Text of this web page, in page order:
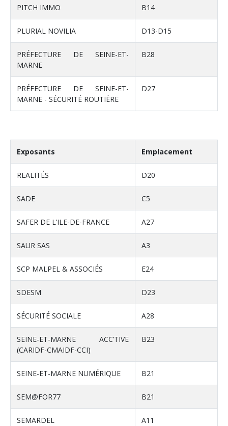
PITCH IMMO B14
PLURIAL NOVILIA D13-D15
PRÉFECTURE DE SEINE-ET-
MARNE
B28
PRÉFECTURE DE SEINE-ET-
MARNE - SÉCURITÉ ROUTIÈRE
D27
Exposants Emplacement
REALITÉS D20
SADE C5
SAFER DE L’ILE-DE-FRANCE A27
SAUR SAS A3
SCP MALPEL & ASSOCIÉS E24
SDESM D23
SÉCURITÉ SOCIALE A28
SEINE-ET-MARNE ACC’TIVE
(CARIDF-CMAIDF-CCI)
B23
SEINE-ET-MARNE NUMÉRIQUE B21
SEM@FOR77 B21
SEMARDEL A11